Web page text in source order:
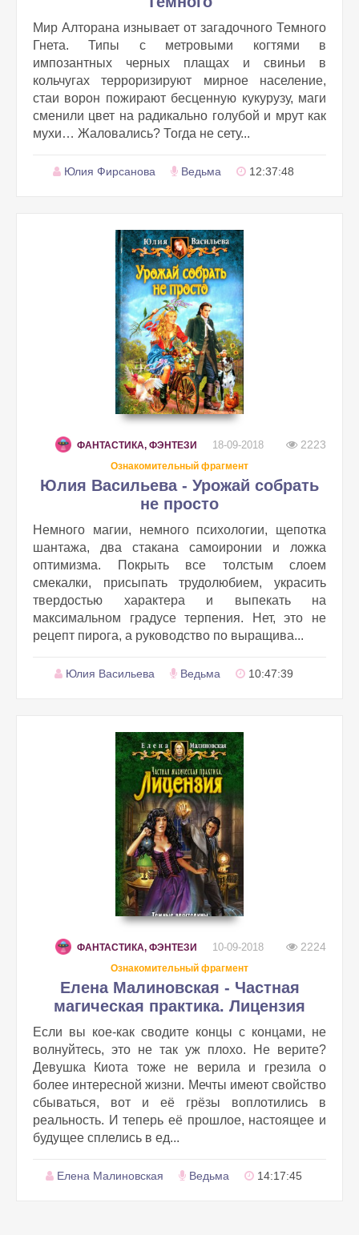
Мир Алторана изнывает от загадочного Темного
Гнета. Типы с метровыми когтями в
импозантных черных плащах и свиньи в
кольчугах терроризируют мирное население,
стаи ворон пожирают бесценную кукурузу, маги
сменили цвет на радикально голубой и мрут как
мухи… Жаловались? Тогда не сету...
Юлия Фирсанова Ведьма 12:37:48
ФАНТАСТИКА, ФЭНТЕЗИ 18-09-2018 2223
Ознакомительный фрагмент
Юлия Васильева - Урожай собрать
не просто
Немного магии, немного психологии, щепотка
шантажа, два стакана самоиронии и ложка
оптимизма. Покрыть все толстым слоем
смекалки, присыпать трудолюбием, украсить
твердостью характера и выпекать на
максимальном градусе терпения. Нет, это не
рецепт пирога, а руководство по выращива...
Юлия Васильева Ведьма 10:47:39
ФАНТАСТИКА, ФЭНТЕЗИ 10-09-2018 2224
Ознакомительный фрагмент
Елена Малиновская - Частная
магическая практика. Лицензия
Если вы кое-как сводите концы с концами, не
волнуйтесь, это не так уж плохо. Не верите?
Девушка Киота тоже не верила и грезила о
более интересной жизни. Мечты имеют свойство
сбываться, вот и её грёзы воплотились в
реальность. И теперь её прошлое, настоящее и
будущее сплелись в ед...
Елена Малиновская Ведьма 14:17:45